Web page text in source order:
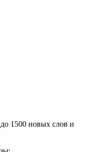
1500 новых слов и